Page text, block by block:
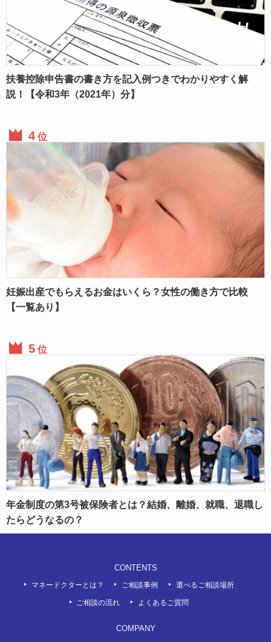
扶養控除申告書の書き方を記入例つきでわかりやすく解
説！【令和3年（2021年）分】
位
妊娠出産でもらえるお金はいくら？女性の働き方で比較
【一覧あり】
位
年金制度の第3号被保険者とは？結婚、離婚、就職、退職し
たらどうなるの？
CONTENTS
マネードクターとは？ ご相談事例 選べるご相談場所
ご相談の流れ よくあるご質問
COMPANY